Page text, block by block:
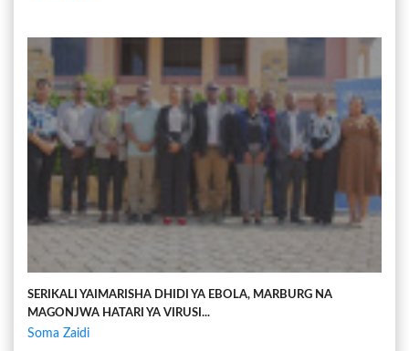
SERIKALI YAIMARISHA DHIDI YA EBOLA, MARBURG NA
MAGONJWA HATARI YA VIRUSI...
Soma Zaidi